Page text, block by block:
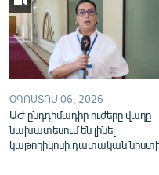
ՕԳՈՍՏՈՍ 06, 2026
ԱԺ ընդդիմադիր ուժերը վաղը
նախատեսում են լինել
կաթողիկոսի դատական